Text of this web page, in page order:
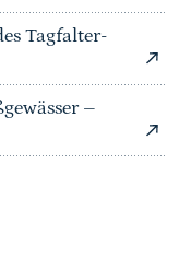
Tagfalter-
–